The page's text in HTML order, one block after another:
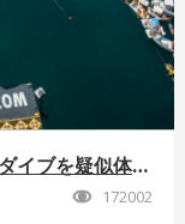
高さ28mからのぶっ飛んでるダイブを疑似体験！
172002